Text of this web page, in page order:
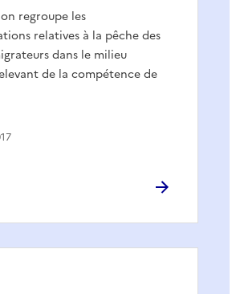
regroupe les
relatives à la pêche des
dans le milieu
de la compétence de